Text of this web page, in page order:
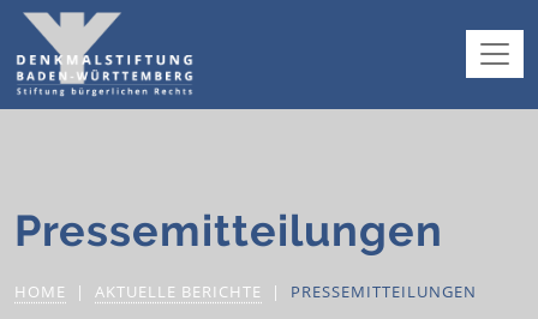
Pressemitteilungen
HOME AKTUELLE BERICHTE PRESSEMITTEILUNGEN